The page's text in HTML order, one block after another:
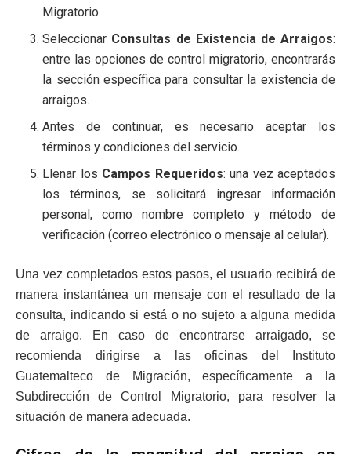
Migratorio.
Seleccionar Consultas de Existencia de Arraigos:
entre las opciones de control migratorio, encontrarás
la sección específica para consultar la existencia de
arraigos.
Antes de continuar, es necesario aceptar los
términos y condiciones del servicio.
Llenar los Campos Requeridos: una vez aceptados
los términos, se solicitará ingresar información
personal, como nombre completo y método de
verificación (correo electrónico o mensaje al celular).
Una vez completados estos pasos, el usuario recibirá de
manera instantánea un mensaje con el resultado de la
consulta, indicando si está o no sujeto a alguna medida
de arraigo. En caso de encontrarse arraigado, se
recomienda dirigirse a las oficinas del Instituto
Guatemalteco de Migración, específicamente a la
Subdirección de Control Migratorio, para resolver la
situación de manera adecuada.